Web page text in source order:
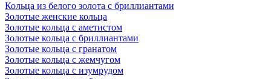
Кольца из белого золота с бриллиантами
Золотые женские кольца
Золотые кольца с аметистом
Золотые кольца с бриллиантами
Золотые кольца с гранатом
Золотые кольца с жемчугом
Золотые кольца с изумрудом